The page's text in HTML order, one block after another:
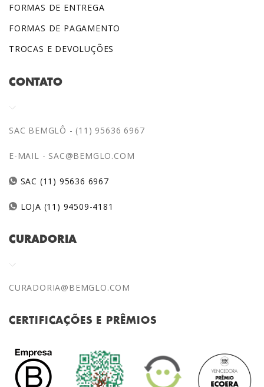
FORMAS DE ENTREGA
FORMAS DE PAGAMENTO
TROCAS E DEVOLUÇÕES
CONTATO
SAC BEMGLÔ - (11) 95636 6967
E-MAIL - SAC@BEMGLO.COM
SAC (11) 95636 6967
LOJA (11) 94509-4181
CURADORIA
CURADORIA@BEMGLO.COM
CERTIFICAÇÕES E PRÊMIOS